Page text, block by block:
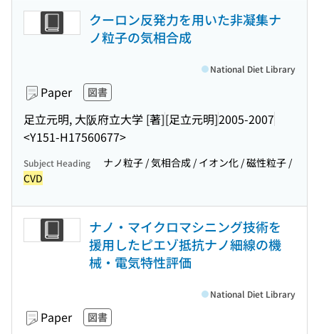
クーロン反発力を用いた非凝集ナ
ノ粒子の気相合成
Paper 図書
足立元明, 大阪府立大学 [著][足立元明]2005-2007
<Y151-H17560677>
National Diet Library
Subject Heading
ナノ粒子 / 気相合成 / イオン化 / 磁性粒子 /
CVD
ナノ・マイクロマシニング技術を
援用したピエゾ抵抗ナノ細線の機
械・電気特性評価
Paper 図書
National Diet Library